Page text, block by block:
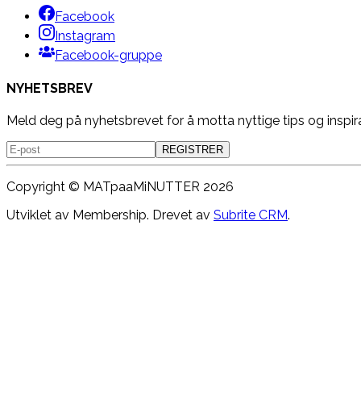
Facebook
Instagram
Facebook-gruppe
NYHETSBREV
Meld deg på nyhetsbrevet for å motta nyttige tips og
REGISTRER
Copyright © MATpaaMiNUTTER 2026
Utviklet av Membership. Drevet av Subrite CRM.